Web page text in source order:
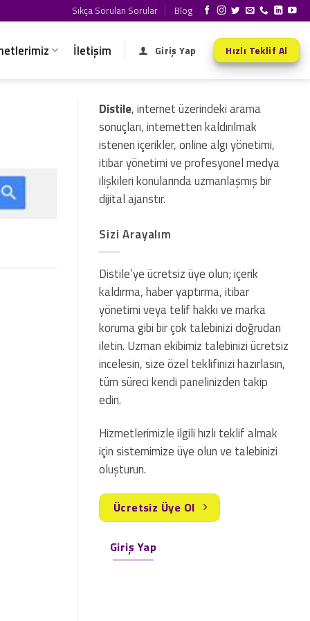
Sıkça Sorulan Sorular Blog
İletişim Giriş Yap Hızlı Teklif Al
Distile, internet üzerindeki arama
sonuçları, internetten kaldırılmak
istenen içerikler, online algı yönetimi,
itibar yönetimi ve profesyonel medya
ilişkileri konularında uzmanlaşmış bir
dijital ajanstır.
Sizi Arayalım
Distile’ye ücretsiz üye olun; içerik
kaldırma, haber yaptırma, itibar
yönetimi veya telif hakkı ve marka
koruma gibi bir çok talebinizi doğrudan
iletin. Uzman ekibimiz talebinizi ücretsiz
incelesin, size özel teklifinizi hazırlasın,
tüm süreci kendi panelinizden takip
edin.
Hizmetlerimizle ilgili hızlı teklif almak
için sistemimize üye olun ve talebinizi
oluşturun.
Ücretsiz Üye Ol
Giriş Yap